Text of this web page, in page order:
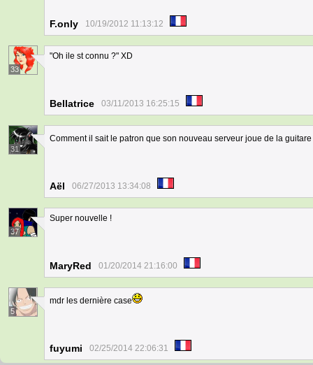
F.only 10/19/2012 11:13:12
33
"Oh ile st connu ?" XD
Bellatrice 03/11/2013 16:25:15
31
Comment il sait le patron que son nouveau serveur joue de la
Aël 06/27/2013 13:34:08
37
Super nouvelle !
MaryRed 01/20/2014 21:16:00
5
mdr les dernière case
fuyumi 02/25/2014 22:06:31